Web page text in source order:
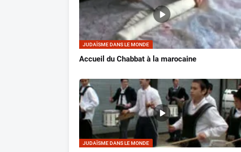
JUDAÏSME DANS LE MONDE
Accueil du Chabbat à la marocaine
JUDAÏSME DANS LE MONDE